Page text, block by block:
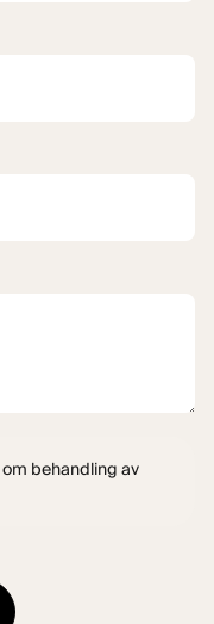
om behandling av